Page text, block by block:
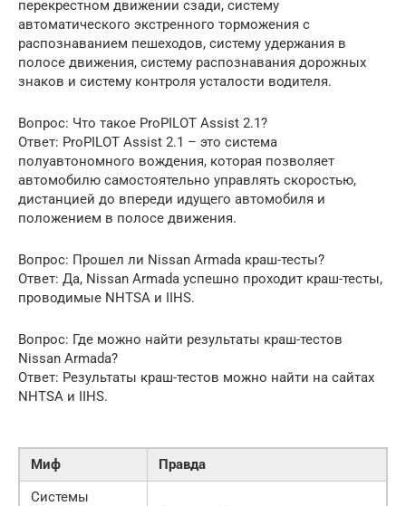
перекрестном движении сзади, систему
автоматического экстренного торможения с
распознаванием пешеходов, систему удержания в
полосе движения, систему распознавания дорожных
знаков и систему контроля усталости водителя.
Вопрос: Что такое ProPILOT Assist 2.1?
Ответ: ProPILOT Assist 2.1 – это система
полуавтономного вождения, которая позволяет
автомобилю самостоятельно управлять скоростью,
дистанцией до впереди идущего автомобиля и
положением в полосе движения.
Вопрос: Прошел ли Nissan Armada краш-тесты?
Ответ: Да, Nissan Armada успешно проходит краш-тесты,
проводимые NHTSA и IIHS.
Вопрос: Где можно найти результаты краш-тестов
Nissan Armada?
Ответ: Результаты краш-тестов можно найти на сайтах
NHTSA и IIHS.
Миф
Правда
Системы